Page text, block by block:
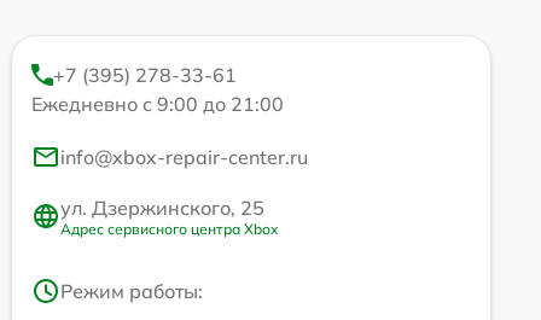
+7 (395) 278-33-61
Ежедневно с 9:00 до 21:00
info@xbox-repair-center.ru
ул. Дзержинского, 25
Адрес сервисного центра Xbox
Режим работы: